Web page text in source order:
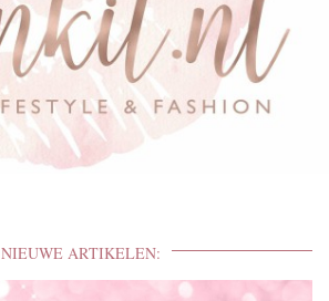
NIEUWE ARTIKELEN: